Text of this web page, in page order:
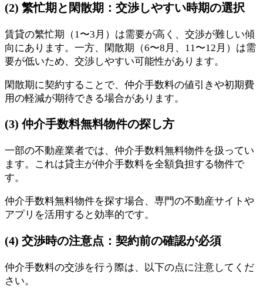
(2) 繁忙期と閑散期：交渉しやすい時期の選択
賃貸の繁忙期（1〜3月）は需要が高く、交渉が難しい傾
向にあります。一方、閑散期（6〜8月、11〜12月）は需
要が低いため、交渉しやすい可能性があります。
閑散期に契約することで、仲介手数料の値引きや初期費
用の軽減が期待できる場合があります。
(3) 仲介手数料無料物件の探し方
一部の不動産業者では、仲介手数料無料物件を扱ってい
ます。これは貸主が仲介手数料を全額負担する物件で
す。
仲介手数料無料物件を探す場合、専門の不動産サイトや
アプリを活用すると効率的です。
(4) 交渉時の注意点：契約前の確認が必須
仲介手数料の交渉を行う際は、以下の点に注意してくだ
さい。